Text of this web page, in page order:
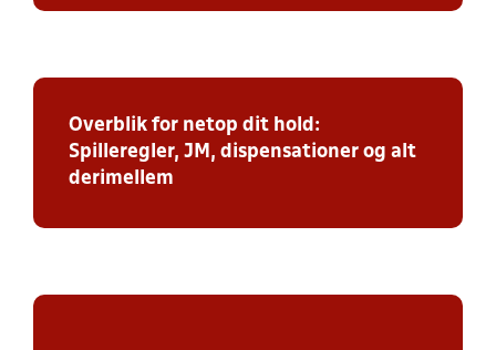
Overblik for netop dit hold:
Spilleregler, JM, dispensationer og alt
derimellem